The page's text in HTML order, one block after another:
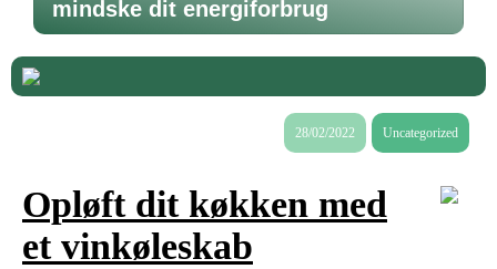
mindske dit energiforbrug
28/02/2022 Uncategorized
Opløft dit køkken med
et vinkøleskab